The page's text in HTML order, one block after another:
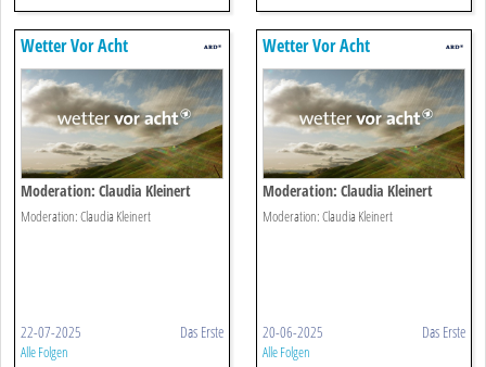
Wetter Vor Acht
Moderation: Claudia Kleinert
Moderation: Claudia Kleinert
22-07-2025 Das Erste
Alle Folgen
Wetter Vor Acht
Moderation: Claudia Kleinert
Moderation: Claudia Kleinert
20-06-2025 Das Erste
Alle Folgen